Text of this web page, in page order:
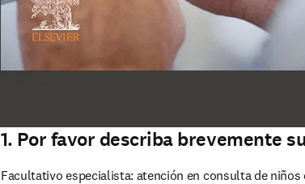
1. Por favor describa brevemente
Facultativo especialista: atención en consulta de